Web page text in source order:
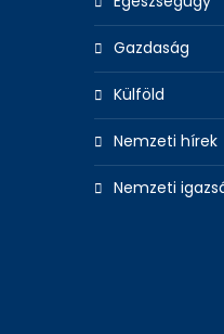
Gazdaság
Külföld
Nemzeti hírek
Nemzeti